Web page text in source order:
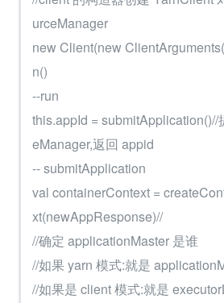
urceManager
new Client(new
n()
--run
this.appId =
eManager,返回 appid
-- submitApplication
val containerContext =
xt(newAppResponse)//
//确定 applicationMaster 是谁
//如果 yarn 模式:就是
//如果是 client 模式:就是